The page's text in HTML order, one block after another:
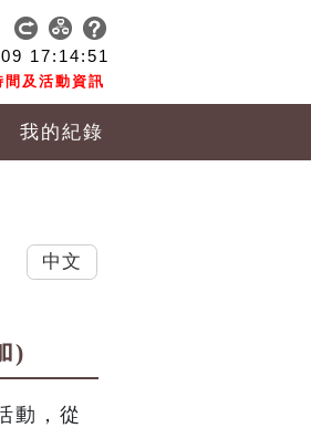
17:14:52
及活動資訊
我的紀錄
)
動，從